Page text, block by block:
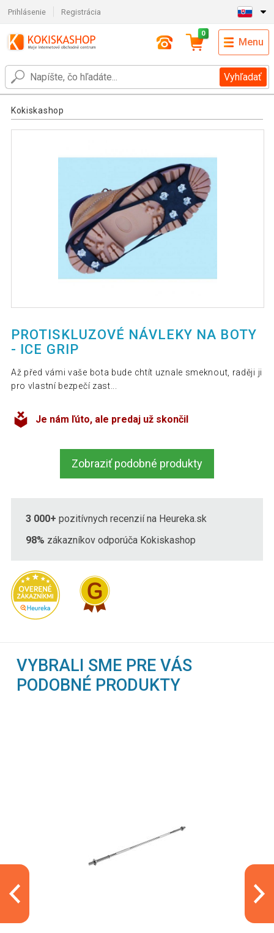
Prihlásenie Registrácia
Vyhľadať
0
Menu
Kokiskashop
PROTISKLUZOVÉ NÁVLEKY NA BOTY
- ICE GRIP
Až před vámi vaše bota bude chtít uznale smeknout, raději ji
pro vlastní bezpečí zast...
Je nám ľúto, ale predaj už skončil
Zobraziť podobné produkty
3 000+ pozitívnych recenzií na Heureka.sk
98% zákazníkov odporúča Kokiskashop
VYBRALI SME PRE VÁS
PODOBNÉ PRODUKTY